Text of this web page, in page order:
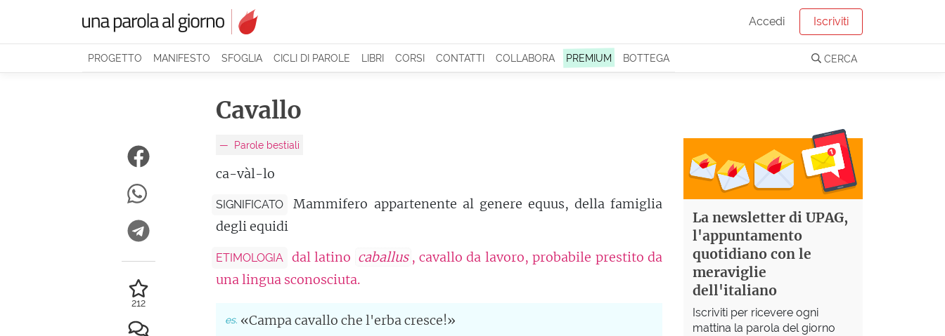
Accedi Iscriviti
PROGETTO MANIFESTO SFOGLIA CICLI DI PAROLE LIBRI CORSI CONTATTI COLLABORA PREMIUM BOTTEGA CERCA
Cavallo
Parole bestiali
ca-vàl-lo
SIGNIFICATO
Mammifero appartenente al genere equus, della famiglia
degli equidi
ETIMOLOGIA dal latino caballus , cavallo da lavoro, probabile prestito da
una lingua sconosciuta.
«Campa cavallo che l'erba cresce!»
212
La newsletter di UPAG,
l'appuntamento
quotidiano con le
meraviglie
dell'italiano
Iscriviti per ricevere ogni
mattina la parola del giorno